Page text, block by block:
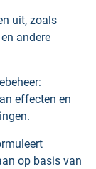
uit, zoals
andere
effecten en
op basis van